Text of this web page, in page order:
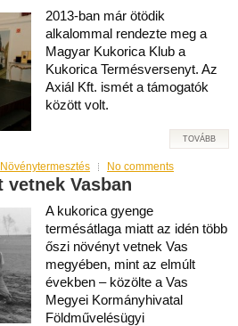
2013-ban már ötödik
alkalommal rendezte meg a
Magyar Kukorica Klub a
Kukorica Termésversenyt. Az
Axiál Kft. ismét a támogatók
között volt.
TOVÁBB
Növénytermesztés No comments
Vasban
A kukorica gyenge
termésátlaga miatt az idén több
őszi növényt vetnek Vas
megyében, mint az elmúlt
években – közölte a Vas
Megyei Kormányhivatal
Földművelésügyi